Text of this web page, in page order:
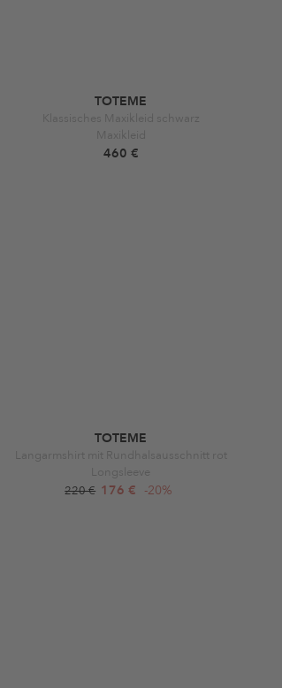
TOTEME
Klassisches Maxikleid schwarz
Maxikleid
460 €
TOTEME
Langarmshirt mit Rundhalsausschnitt rot
Longsleeve
220 € 176 € -20%